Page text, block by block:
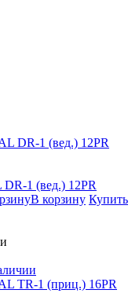
1 (вед.) 12PR
В корзину Купить